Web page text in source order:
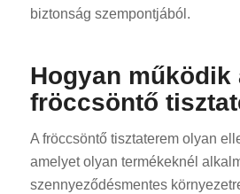
biztonság szempontjából.
Hogyan működik
fröccsöntő
A fröccsöntő tisztaterem olyan
amelyet olyan termékeknél
szennyeződésmentes